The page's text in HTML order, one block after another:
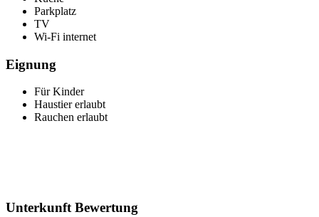
Parkplatz
TV
Wi-Fi internet
Eignung
Für Kinder
Haustier erlaubt
Rauchen erlaubt
Unterkunft Bewertung